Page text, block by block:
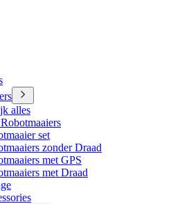
alles
set
zonder Draad
met GPS
met Draad